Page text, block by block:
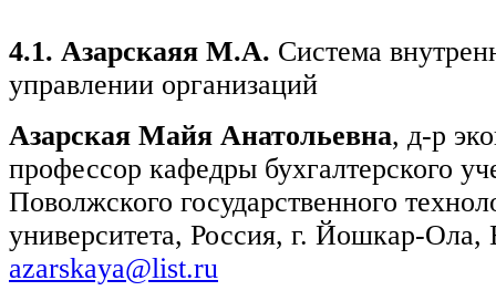
4.1. Азарскаяя М.А. Система
управлении организаций
Азарская Майя Анатольевна, д-р
профессор кафедры бухгалтерского
Поволжского государственного
университета, Россия, г. Йошкар-Ола,
azarskaya@list.ru